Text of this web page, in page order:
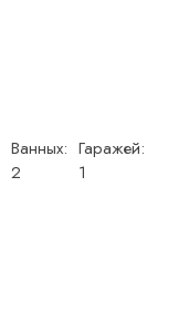
Ванных:
2
Гаражей:
1